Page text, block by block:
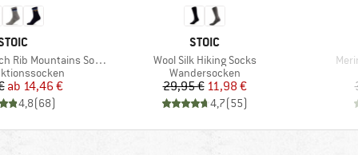
Rib Mountains Socks
Preis
reduzierter Preis
ab 14,46 €
4,8(68)
MARKE
STOIC
Artikel
Wool Silk Hiking Socks
Produktgruppe
Wandersocken
Preis
29,95 €reduzierter Preis
11,98 €
4,7(55)